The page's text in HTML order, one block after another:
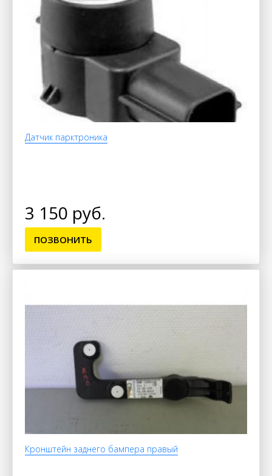
Датчик парктроника
3 150 руб.
ПОЗВОНИТЬ
Кронштейн заднего бампера правый